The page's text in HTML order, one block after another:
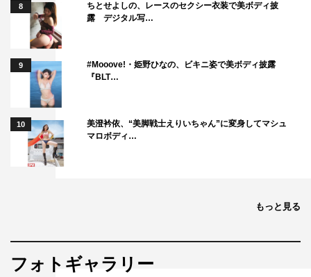
8
ちとせよしの、レースのセクシー衣装で美ボディ披
露 デジタル写…
9
#Mooove!・姫野ひなの、ビキニ姿で美ボディ披露
『BLT…
10
美澄衿依、“美脚戦士えりいちゃん”に変身してマシュ
マロボディ…
もっと見る
フォトギャラリー